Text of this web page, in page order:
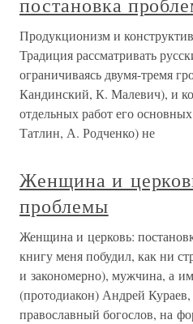
Продукционизм и
Традиция рассматривать
ограничиваясь двумя-тремя
Кандинский, К. Малевич), и
отдельных работ его
Татлин, А. Родченко) не
Женщина и
проблемы
Женщина и церковь:
книгу меня побудил, как ни
и закономерно), мужчина, а
(протодиакон) Андрей
православный богослов, на